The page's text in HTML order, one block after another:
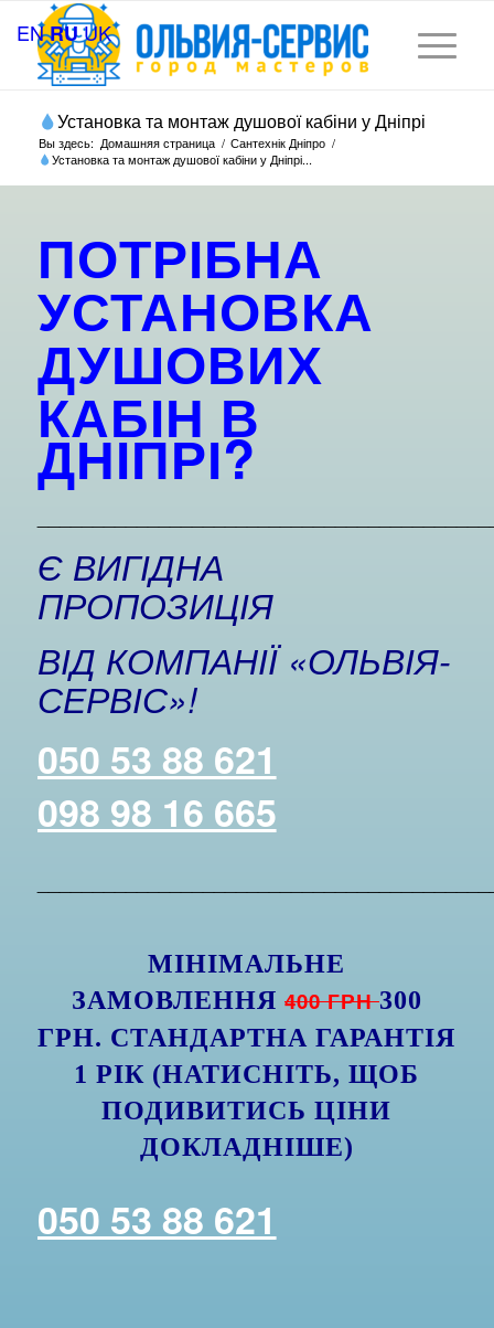
Установка та монтаж душової кабіни у Дніпрі
Вы здесь: Домашняя страница / Сантехнік Дніпро /
Установка та монтаж душової кабіни у Дніпрі...
ПОТРІБНА
УСТАНОВКА
ДУШОВИХ
КАБІН В
ДНІПРІ?
Є ВИГІДНА
ПРОПОЗИЦІЯ
ВІД КОМПАНІЇ «ОЛЬВІЯ-
СЕРВІС»!
050 53 88 621
098 98 16 665
МІНІМАЛЬНЕ
ЗАМОВЛЕННЯ 400 ГРН300
ГРН. СТАНДАРТНА ГАРАНТІЯ
1 РІК (НАТИСНІТЬ, ЩОБ
ПОДИВИТИСЬ ЦІНИ
ДОКЛАДНІШЕ)
050 53 88 621
ENRUUK